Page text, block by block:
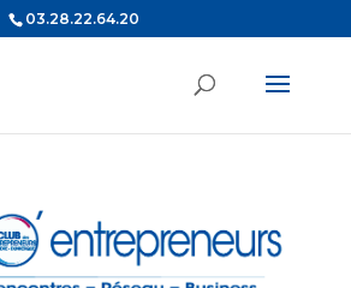
03.28.22.64.20